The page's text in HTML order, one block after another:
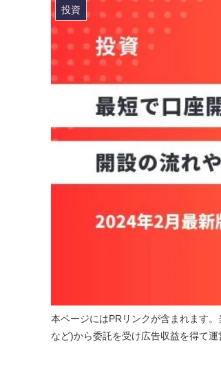
本ページにはPRリンクが含まれます
など)から委託を受け広告収益を得て運
投資